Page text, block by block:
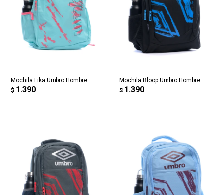
Mochila Fika Umbro Hombre
$ 1.390
Mochila Bloop Umbro Hombre
$ 1.390